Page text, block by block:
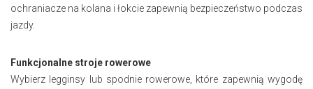
ochraniacze na kolana i łokcie zapewnią bezpieczeństwo podczas
jazdy.
Funkcjonalne stroje rowerowe
Wybierz legginsy lub spodnie rowerowe, które zapewnią wygodę